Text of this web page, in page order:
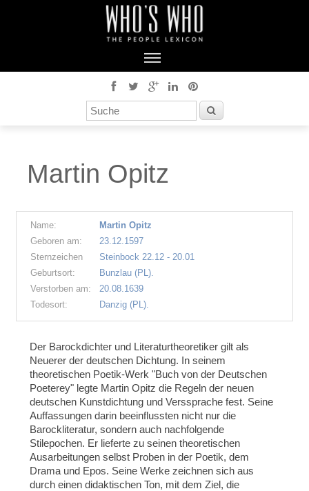
Martin Opitz
Name:
Martin Opitz
Geboren am:
23.12.1597
Sternzeichen
Steinbock 22.12 - 20.01
Geburtsort:
Bunzlau (PL).
Verstorben am:
20.08.1639
Todesort:
Danzig (PL).
Der Barockdichter und Literaturtheoretiker gilt als
Neuerer der deutschen Dichtung. In seinem
theoretischen Poetik-Werk "Buch von der Deutschen
Poeterey" legte Martin Opitz die Regeln der neuen
deutschen Kunstdichtung und Verssprache fest. Seine
Auffassungen darin beeinflussten nicht nur die
Barockliteratur, sondern auch nachfolgende
Stilepochen. Er lieferte zu seinen theoretischen
Ausarbeitungen selbst Proben in der Poetik, dem
Drama und Epos. Seine Werke zeichnen sich aus
durch einen didaktischen Ton, mit dem Ziel, die